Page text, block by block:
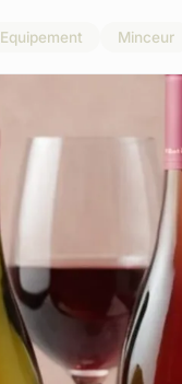
Equipement Minceur